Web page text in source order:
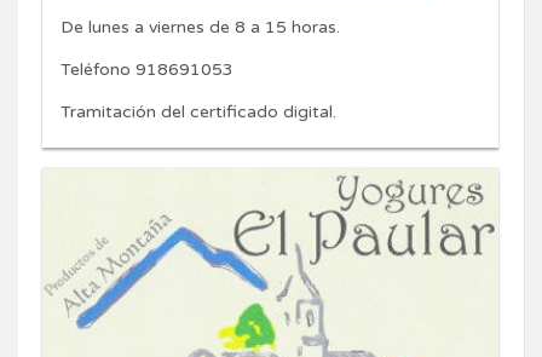
De lunes a viernes de 8 a 15 horas.
Teléfono 918691053
Tramitación del certificado digital.